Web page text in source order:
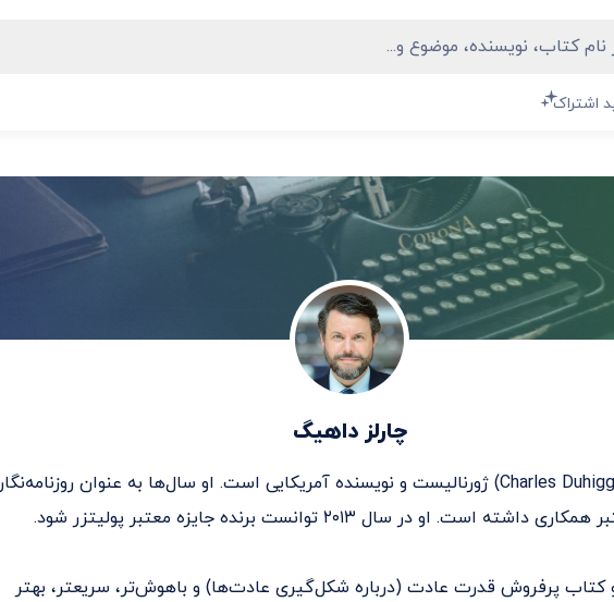
اشتراک
چارلز داهیگ
(Charles Duhigg) ژورنالیست و نویسنده آمریکایی است. او سال‌ها به عنوان روزنامه‌نگار
است. او در سال ۲۰۱۳ توانست برنده جایزه معتبر پولیتزر شود.
کتاب پرفروش قدرت عادت (درباره شکل‌گیری عادت‌ها) و باهوش‌تر، سریعتر، بهتر